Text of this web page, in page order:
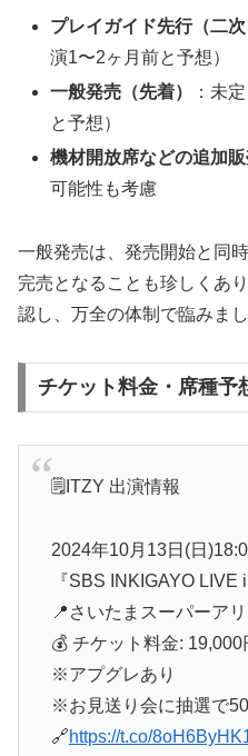
プレイガイド先行（二次
演1〜2ヶ月前と予想）
一般発売（先着）
：未
と予想）
機材開放席などの追加
可能性も考慮
一般発売は、発売開始と同
完売となることも珍しくあ
認し、万全の体制で臨みまし
チケット料金・席種予
🗒️ITZY 出演情報
2024年10月13日(日
『SBS INKIGAYO LIVE
📍さいたまスーパーア
💰 チケット料金: 19,000
※アプグレあり
※お見送り会に抽選で
🔗https://t.co/